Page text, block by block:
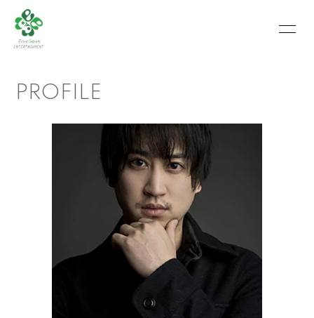
SCHEDULE
PHOTO
BLOG
CONTACT
ログイン
PROFILE